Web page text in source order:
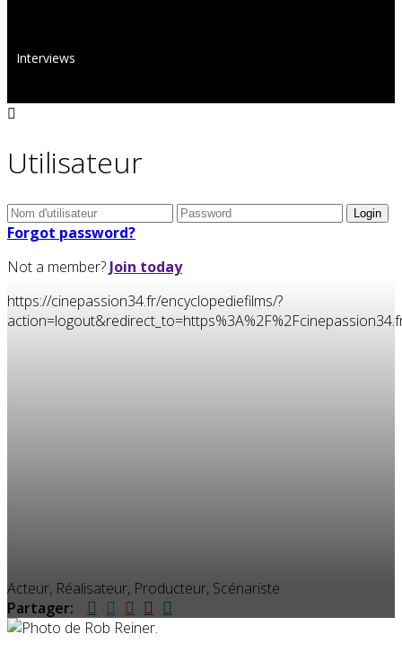
Interviews
Utilisateur
Forgot password?
Not a member? Join today
https://cinepassion34.fr/encyclopediefilms/?
Acteur, Réalisateur, Producteur, Scénariste
Partager: